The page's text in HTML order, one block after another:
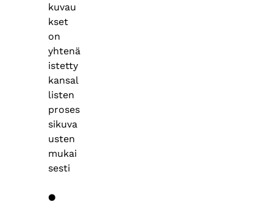
kuvau
kset
on
yhtenä
istetty
kansal
listen
proses
sikuva
usten
mukai
sesti
●